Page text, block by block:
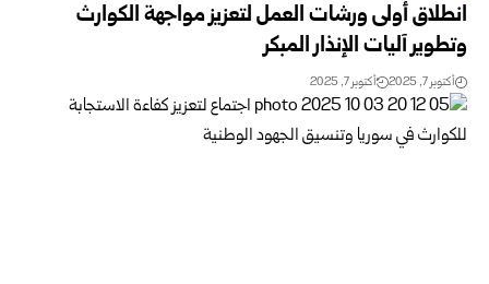
انطلاق أولى ورشات العمل لتعزيز مواجهة الكوارث
وتطوير آليات الإنذار المبكر
أكتوبر 7, 2025 أكتوبر 7, 2025